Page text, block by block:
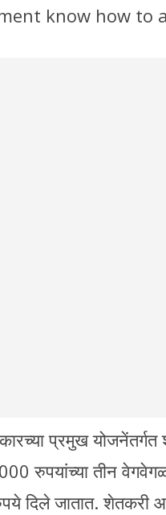
know how to
प्रमुख योजनेंतर्गत
रुपयांच्या तीन
दिले जातात. शेतकरी